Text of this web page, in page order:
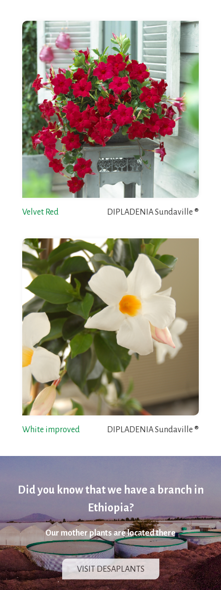
Velvet Red DIPLADENIA Sundaville ®
White improved DIPLADENIA Sundaville ®
Did you know that we have a branch in
Ethiopia?
Our mother plants are located there
VISIT DESAPLANTS